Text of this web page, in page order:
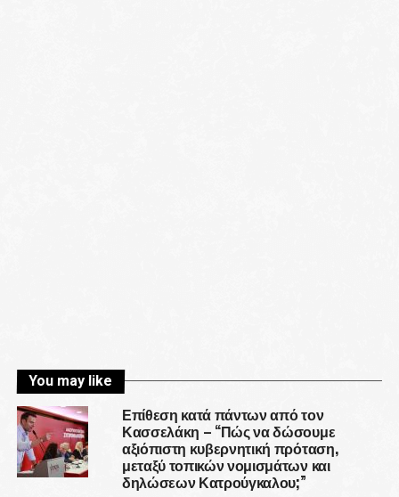
You may like
Επίθεση κατά πάντων από τον
Κασσελάκη – “Πώς να δώσουμε
αξιόπιστη κυβερνητική πρόταση,
μεταξύ τοπικών νομισμάτων και
δηλώσεων Κατρούγκαλου;”